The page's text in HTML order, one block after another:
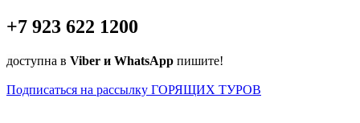
+7 923 622 1200
доступна в Viber и WhatsApp пишите!
Подписаться на рассылку ГОРЯЩИХ ТУРОВ